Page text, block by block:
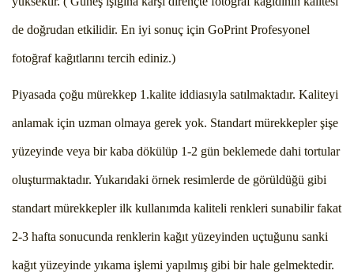
de doğrudan etkilidir. En iyi sonuç için GoPrint Profesyonel
fotoğraf kağıtlarını tercih ediniz.)
Piyasada çoğu mürekkep 1.kalite iddiasıyla satılmaktadır. Kaliteyi
anlamak için uzman olmaya gerek yok. Standart mürekkepler şişe
yüzeyinde veya bir kaba dökülüp 1-2 gün beklemede dahi tortular
oluşturmaktadır. Yukarıdaki örnek resimlerde de görüldüğü gibi
standart mürekkepler ilk kullanımda kaliteli renkleri sunabilir fakat
2-3 hafta sonucunda renklerin kağıt yüzeyinden uçtuğunu sanki
kağıt yüzeyinde yıkama işlemi yapılmış gibi bir hale gelmektedir.